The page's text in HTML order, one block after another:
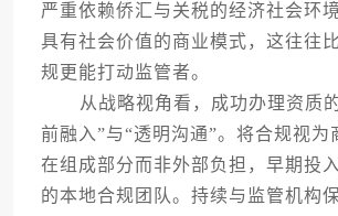
严重依赖侨汇与关税的经济社会环
具有社会价值的商业模式，这往往
规更能打动监管者。
从战略视角看，成功办理资质的
前融入”与“透明沟通”。将合规视为
在组成部分而非外部负担，早期投
的本地合规团队。持续与监管机构